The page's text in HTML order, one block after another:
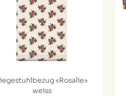
«Rosalie»
weiss